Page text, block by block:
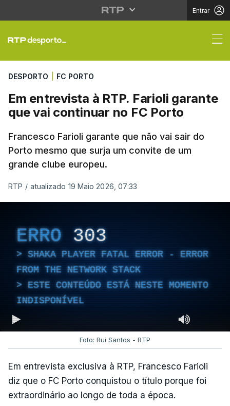
Entrar
Em entrevista à RTP.
DESPORTO FC PORTO
Em entrevista à RTP. Farioli garante
que vai continuar no FC Porto
Francesco Farioli garante que não vai sair do
Porto mesmo que surja um convite de um
grande clube europeu.
RTP / atualizado 19 Maio 2026, 07:33
ERRO 303
SHAKA PLAYER FATAL ERROR - ERROR
FROM THE NETWORK STACK
ESTE CONTEÚDO ESTÁ NESTE MOMENTO
INDISPONÍVEL
Foto: Rui Santos - RTP
Em entrevista exclusiva à RTP, Francesco Farioli
diz que o FC Porto conquistou o título porque foi
extraordinário ao longo de toda a época.